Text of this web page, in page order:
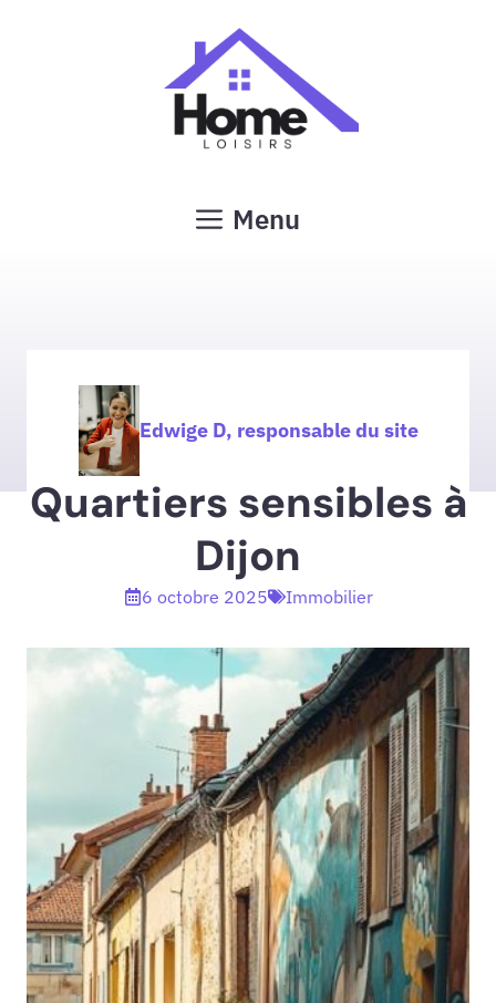
Menu
Edwige D, responsable du site
Quartiers sensibles à
Dijon
6 octobre 2025 Immobilier